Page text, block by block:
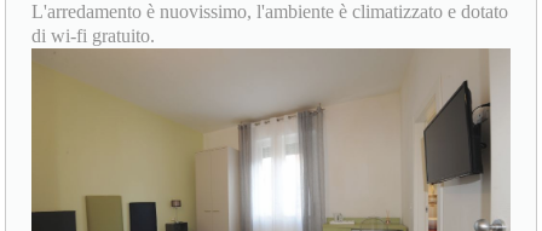
L'arredamento è nuovissimo, l'ambiente è climatizzato e dotato
di wi-fi gratuito.